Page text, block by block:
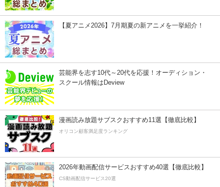
【夏アニメ2026】7月期夏の新アニメを一挙紹介！
芸能界を志す10代～20代を応援！オーディション・
スクール情報はDeview
漫画読み放題サブスクおすすめ11選【徹底比較】
オリコン顧客満足度ランキング
2026年動画配信サービスおすすめ40選【徹底比較】
CS動画配信サービス20選